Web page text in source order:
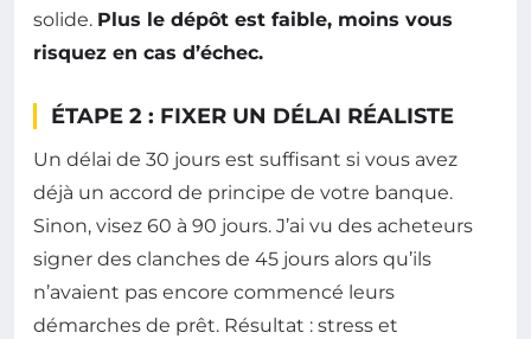
solide. Plus le dépôt est faible, moins vous
risquez en cas d’échec.
ÉTAPE 2 : FIXER UN DÉLAI RÉALISTE
Un délai de 30 jours est suffisant si vous avez
déjà un accord de principe de votre banque.
Sinon, visez 60 à 90 jours. J’ai vu des acheteurs
signer des clanches de 45 jours alors qu’ils
n’avaient pas encore commencé leurs
démarches de prêt. Résultat : stress et